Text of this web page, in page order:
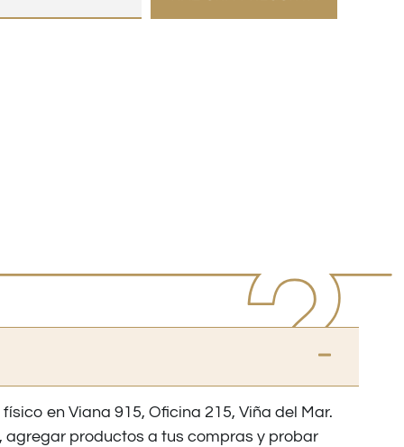
en Viana 915, Oficina 215, Viña del Mar.
agregar productos a tus compras y probar